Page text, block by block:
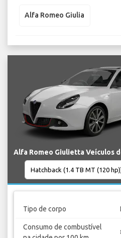
Alfa Romeo Giulia
Alfa Romeo Giulietta Veículos
Tipo de corpo
Consumo de combustível